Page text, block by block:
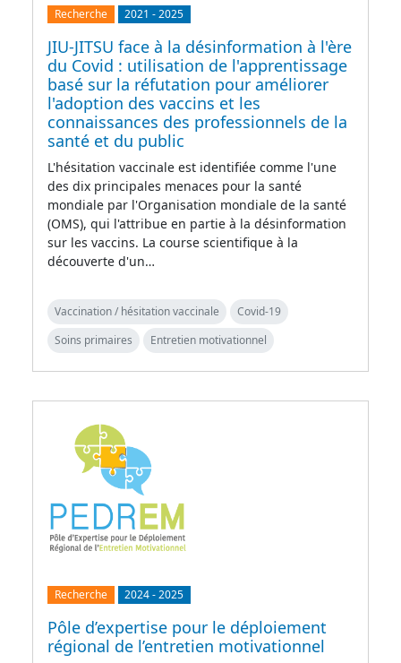
Recherche 2021 -2025
JIU-JITSU face à la désinformation à l'ère
du Covid : utilisation de l'apprentissage
basé sur la réfutation pour améliorer
l'adoption des vaccins et les
connaissances des professionnels de la
santé et du public
L'hésitation vaccinale est identifiée comme l'une
des dix principales menaces pour la santé
mondiale par l'Organisation mondiale de la santé
(OMS), qui l'attribue en partie à la désinformation
sur les vaccins. La course scientifique à la
découverte d'un…
Vaccination / hésitation vaccinale
Covid-19
Soins primaires
Entretien motivationnel
Recherche 2024-2025
Pôle d’expertise pour le déploiement
régional de l’entretien motivationnel